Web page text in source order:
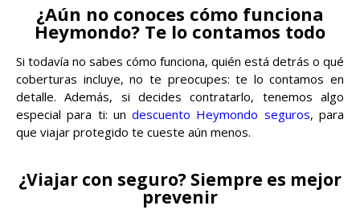
¿Aún no conoces cómo funciona
Heymondo? Te lo contamos todo
Si todavía no sabes cómo funciona, quién está detrás o qué
coberturas incluye, no te preocupes: te lo contamos en
detalle. Además, si decides contratarlo, tenemos algo
especial para ti: undescuento Heymondo seguros, para
que viajar protegido te cueste aún menos.
¿Viajar con seguro? Siempre es mejor
prevenir